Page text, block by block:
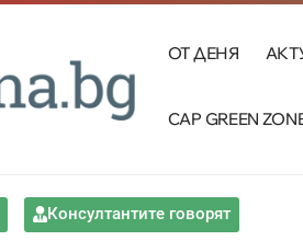
ОТ ДЕНЯ
CAP GREEN
Консултантите говорят